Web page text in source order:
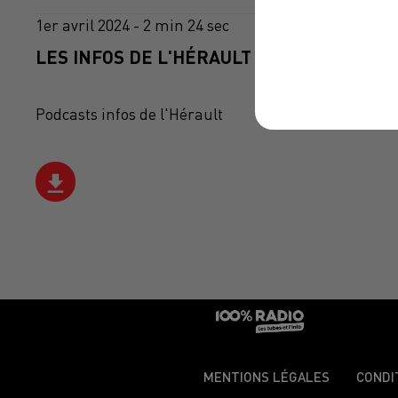
1er avril 2024 - 2 min 24 sec
LES INFOS DE L'HÉRAULT DU 01/04/2024 À
Podcasts infos de l'Hérault
MENTIONS LÉGALES